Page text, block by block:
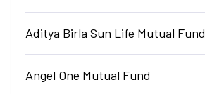
Aditya Birla Sun Life Mutual Fund
Angel One Mutual Fund